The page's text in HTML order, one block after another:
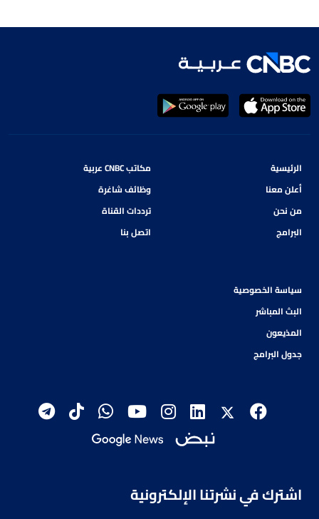
الرئيسية
أعلن معنا
من نحن
البرامج
مكاتب CNBC عربية
وظائف شاغرة
ترددات القناة
اتصل بنا
سياسة الخصوصية
البث المباشر
المذيعون
جدول البرامج
اشترك في نشرتنا الإلكترونية